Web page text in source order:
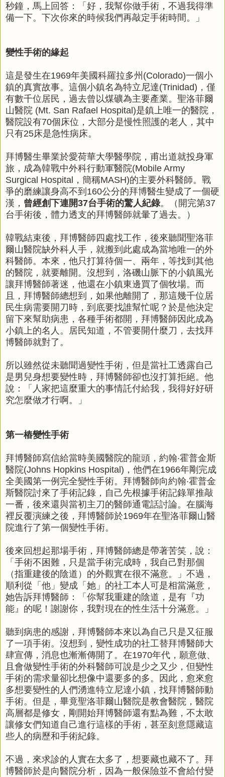
秒鐘，馬上回答：「好，我幫你做手術，不過我得準
備一下。下次你來的時候我們再敲定手術時間。」
變性手術的緣起
這是發生在1969年美國科羅拉多州(Colorado)一個小
鎮的真實故事。這個小鎮名為特立尼達(Trinidad)，僅
有數千位居民，過去曾以煤礦為主要產業。聖洛菲爾
山醫院 (Mt. San Rafael Hospital)是鎮上唯一的醫院，
醫院設有70個床位，大部分是慢性照護的老人，其中
只有25床是急性病床。
拜博醫生畢業於愛荷華大學醫學院，甫出道就投身軍
旅，成為韓戰中外科行動軍醫院(Mobile Army
Surgical Hospital，簡稱MASH)的主要外科醫師。戰
爭的磨練讓身高不到160公分的拜博醫生變成了一個硬
漢， 曾經創下連開37台手術的驚人紀錄。（開完第37
台手術後，體力透支的拜博醫師就暈了過去。）
韓戰結束後，拜博醫師四處找工作，後來聽聞聖洛菲
爾山醫院缺外科人手，就搬到此處成為當地唯一的外
科醫師。本來，他只打算待個一、兩年，等找到其他
的醫院，就要離開。沒想到，洛磯山脈下的小鎮風光
讓拜博醫師著迷，他還在小鎮東邊買了個牧場。而
且，拜博醫師總想到，如果他離開了，那這幾千位居
民生病需要開刀時，到底要找誰幫忙呢？於是他決定
留下來幫助病患，各種手術都開，拜博醫師因此成為
小鎮上的名人。居民知道，不管要開什麼刀，去找拜
博醫師就對了。
所以雖然從未聽聞過變性手術，但是當社工透露自己
是男兒身想要變性時，拜博醫師卻也沒打算拒絕。他
說：「人家把這麼重大的事情託付給我，我得好好研
究怎麼做才行啊。」
第一樁變性手術
拜博醫師寫信給當時美國醫院的龍頭，約翰‧霍普金斯
醫院(Johns Hopkins Hospital)，他們在1966年剛完成
全美國第一例完全變性手術。拜博醫師向約翰‧霍普金
斯醫院討來了手術記錄，自己先根據手術記錄單推敲
一番，後來還與當初主刀的醫師通電話討論。在腦海
裡反覆演練之後，拜博醫師於1969年在聖洛菲爾山醫
院進行了第一個變性手術。
後來回想起那場手術，拜博醫師總是帶著苦笑，說：
「手術不困難，只是當手術完成時，我自己對那個
（指重建後的陰道）的外觀實在很不滿意。」不過，
順利從「他」變成「她」的社工本人可是相當滿意，
她告訴拜博醫師：「你幫我重建的陰道，是有『功
能』的呢！謝謝你，我對現在的性生活十分滿意。」
聽到病患的感謝，拜博醫師本來以為自己只是又征服
了一項手術。沒想到，變性成功的社工替拜博醫師大
肆宣傳，消息也漸漸傳開了。在1970年代，願意做、
且會做變性手術的外科醫師可說是少之又少，但變性
手術的需求量卻比想像中還要多的多。因此，愈來愈
多想要變性的人們湧進特立尼達小鎮，找拜博醫師動
手術。但是，畢竟聖洛菲爾山醫院是教會醫院，醫院
高層都是修女，剛開始拜博醫師還有點為難，不太敢
讓修女們知道自己進行這樣的手術，甚至刻意隱藏這
些人的病歷和手術紀錄。
不過，來求診的人實在太多了，想要藏也藏不了。拜
博醫師於是向醫院分析，因為一般保險並不會給付變